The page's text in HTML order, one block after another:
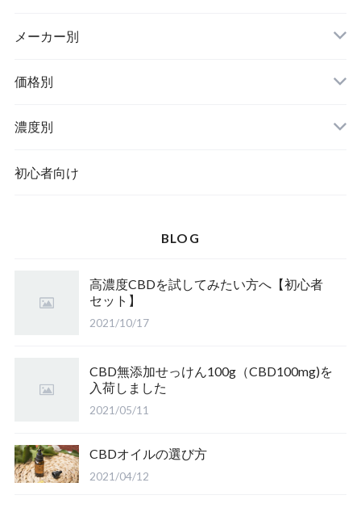
メーカー別
価格別
濃度別
初心者向け
BLOG
高濃度CBDを試してみたい方へ【初心者
セット】
2021/10/17
CBD無添加せっけん100g（CBD100mg)を
入荷しました
2021/05/11
CBDオイルの選び方
2021/04/12